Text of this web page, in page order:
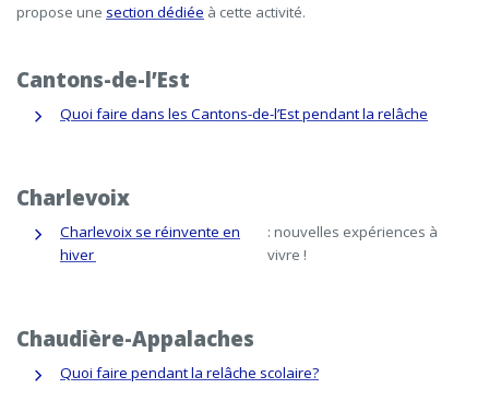
propose une section dédiée à cette activité.
Cantons-de-l’Est
Quoi faire dans les Cantons-de-l’Est pendant la relâche
Charlevoix
Charlevoix se réinvente en
hiver
: nouvelles expériences à
vivre !
Chaudière-Appalaches
Quoi faire pendant la relâche scolaire?